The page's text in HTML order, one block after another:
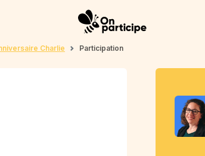
Charlie Participation